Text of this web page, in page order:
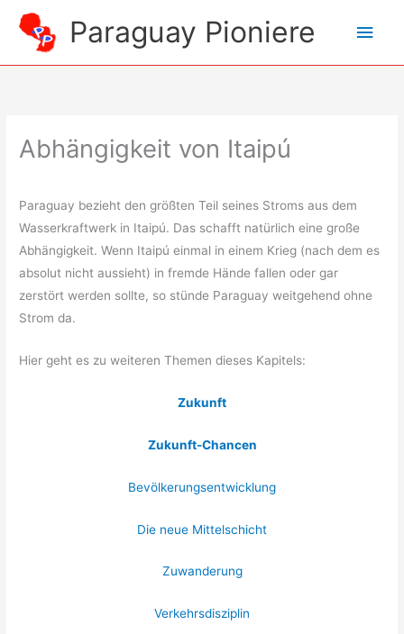
Inhalt
springen
Paraguay Pioniere
Abhängigkeit von Itaipú
Paraguay bezieht den größten Teil seines Stroms aus dem
Wasserkraftwerk in Itaipú. Das schafft natürlich eine große
Abhängigkeit. Wenn Itaipú einmal in einem Krieg (nach dem es
absolut nicht aussieht) in fremde Hände fallen oder gar
zerstört werden sollte, so stünde Paraguay weitgehend ohne
Strom da.
Hier geht es zu weiteren Themen dieses Kapitels:
Zukunft
Zukunft-Chancen
Bevölkerungsentwicklung
Die neue Mittelschicht
Zuwanderung
Verkehrsdisziplin